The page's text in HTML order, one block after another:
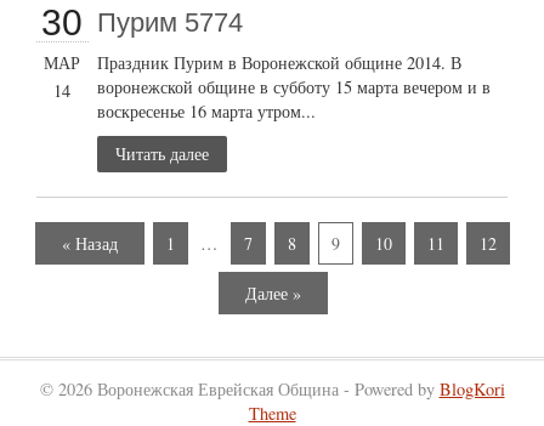
30
МАР
14
Пурим 5774
Праздник Пурим в Воронежской общине 2014. В
воронежской общине в субботу 15 марта вечером и в
воскресенье 16 марта утром...
Читать далее
« Назад 1 … 7 8 9 10 11 12
Далее »
© 2026 Воронежская Еврейская Община - Powered by BlogKori
Theme